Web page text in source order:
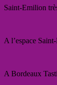
Saint-Emilion
A l’espace
A Bordeaux